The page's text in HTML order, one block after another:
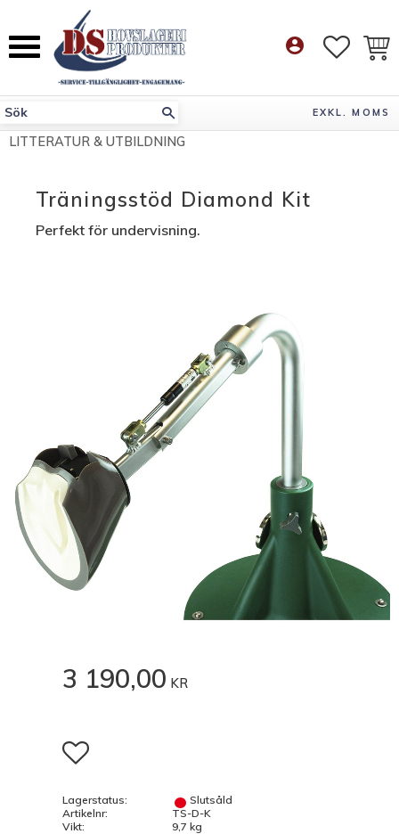
Meny account_circle
EXKL. MOMS
LITTERATUR & UTBILDNING
Träningsstöd Diamond Kit
Perfekt för undervisning.
3 190,00 KR
Lägg till i favoriter
Lagerstatus
Slutsåld
Artikelnr
TS-D-K
Vikt
9,7 kg